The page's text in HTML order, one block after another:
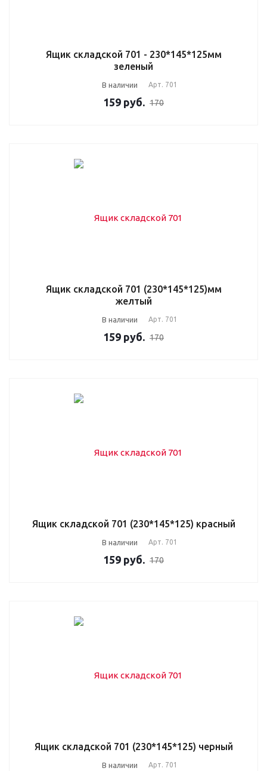
Ящик складской 701 - 230*145*125мм
зеленый
В наличии Арт. 701
159 руб. 170
Ящик складской 701 (230*145*125)мм
желтый
В наличии Арт. 701
159 руб. 170
Ящик складской 701 (230*145*125) красный
В наличии Арт. 701
159 руб. 170
Ящик складской 701 (230*145*125) черный
В наличии Арт. 701